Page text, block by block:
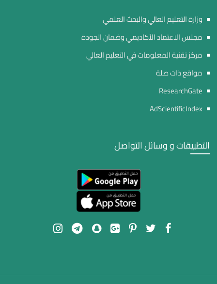
وزارة التعليم العالي والبحث العلمي
مجلس الاعتماد الأكاديمي وضمان الجودة
مركز تقنية المعلومات في التعليم العالي
مواقع ذات صلة
ResearchGate
AdScientificIndex
التطبيقات و وسائل التواصل